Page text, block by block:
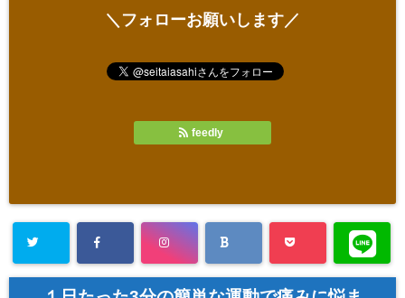
＼フォローお願いします／
feedly